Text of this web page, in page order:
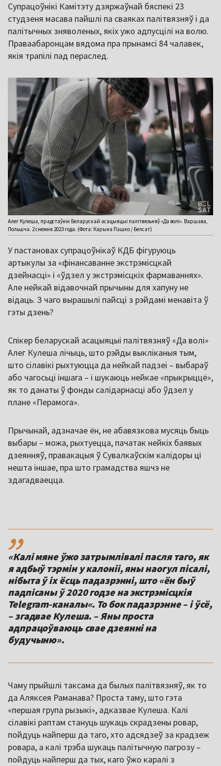
Супрацоўнікі Камітэту дзяржаўнай бяспекі 23
студзеня масава пайшлі па сваяках палітвязняў і да
палітычных зняволеных, якіх ужо адпусцілі на волю.
Праваабаронцам вядома пра прынамсі 84 чалавек,
якія трапілі пад пераслед.
Алег Кулеша, прадстаўнік Беларускай асацыяцыі палітвязьняў «Да волі». Варшава,
Польшча. 2 снежня 2023 года. (Фота: Карына Пашко / Белсат)
У пастановах супрацоўнікаў КДБ фігуруюць
артыкулы за «фінансаванне экстрэмісцкай
дзейнасці» і «ўдзел у экстрэмісцкіх фармаваннях».
Але нейкай відавочнай прычыны для хапуну не
відаць. З чаго вырашылі пайсці з рэйдамі менавіта ў
гэты дзень?
Спікер беларускай асацыяцыі палітвязняў «Да волі»
Алег Кулеша лічыць, што рэйды выкліканыя тым,
што сілавікі рыхтуюцца да нейкай падзеі – выбараў
або чагосьці іншага – і шукаюць нейкае «прыкрыццё»,
як то данаты ў фонды салідарнасці або ўдзел у
плане «Перамога».
Прычынай, адзначае ён, не абавязкова мусяць быць
выбары – можа, рыхтуецца, пачатак нейкіх баявых
дзеянняў, правакацыя ў Сувалкаўскім калідоры ці
нешта іншае, пра што грамадства яшчэ не
здагадваецца.
,,
«Калі мяне ўжо затрымлівалі пасля таго, як
я адбыў тэрмін у калоніі, яны наогул пісалі,
нібыта ў іх ёсць падазрэнні, што «ён быў
падпісаны ў 2020 годзе на экстрэмісцкія
Telegram-каналы«. То бок падазрэнне – і ўсё,
– згадвае Кулеша. – Яны проста
адпрацоўваюць свае дзеянні на
будучыню».
Чаму прыйшлі таксама да былых палітвязняў, як то
да Аляксея Раманава? Проста таму, што гэта
«першая група рызыкі», адказвае Кулеша. Калі
сілавікі раптам стануць шукаць скрадзены ровар,
пойдуць найперш да таго, хто адсядзеў за крадзеж
ровара, а калі трэба шукаць палітычную пагрозу –
пойдуць найперш да тых, каго ўжо каралі з